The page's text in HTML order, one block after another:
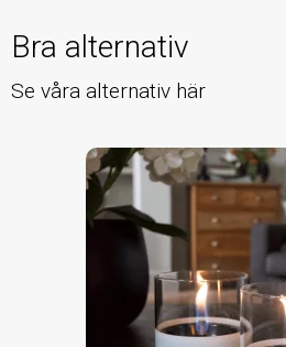
Bra alternativ
Se våra alternativ här